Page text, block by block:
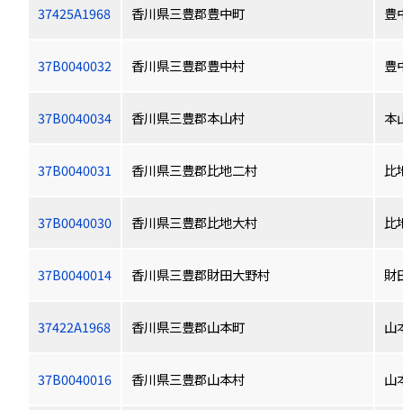
37425A1968 香川県三豊郡豊中町 豊
37B0040032 香川県三豊郡豊中村 豊
37B0040034 香川県三豊郡本山村 本
37B0040031 香川県三豊郡比地二村 比
37B0040030 香川県三豊郡比地大村 比
37B0040014 香川県三豊郡財田大野村 財
37422A1968 香川県三豊郡山本町 山
37B0040016 香川県三豊郡山本村 山